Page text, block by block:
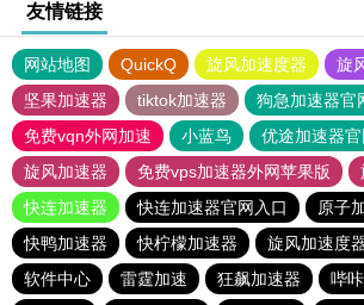
友情链接
网站地图 QuickQ 旋风加速度器
旋
坚果加速器
tiktok加速器
狗急加速器官
免费vqn外网加速
小蓝鸟 优途加速器官
旋风加速器
免费vps加速器外网苹果版
快连加速器
快连加速器官网入口
原子
快鸭加速器
快柠檬加速器 旋风加速度
软件中心
雷霆加速 狂飙加速器 哔